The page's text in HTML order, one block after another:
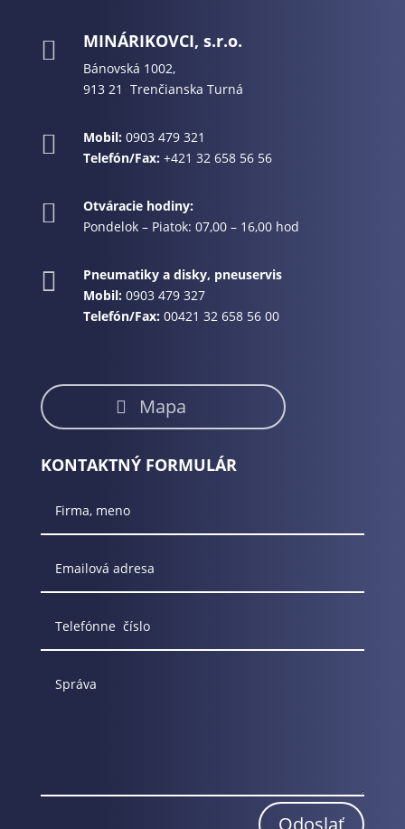
 MINÁRIKOVCI, s.r.o.
Bánovská 1002,
913 21 Trenčianska Turná
 Mobil: 0903 479 321
Telefón/Fax:+421 32 658 56 56

Otváracie hodiny:
Pondelok – Piatok: 07,00 – 16,00 hod

Pneumatiky a disky, pneuservis
Mobil: 0903 479 327
Telefón/Fax:00421 32 658 56 00
Mapa
KONTAKTNÝ FORMULÁR
Odoslať